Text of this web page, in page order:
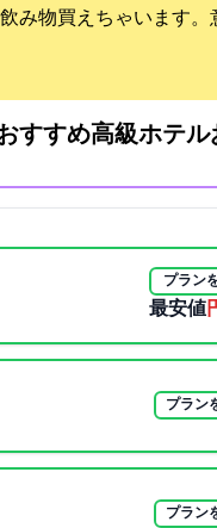
み物買えちゃいます。
すすめ高級ホテル:
プラン
最安値
プラン
プラン